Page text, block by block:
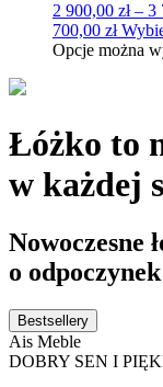
2 900,00 zł – 3
700,00 zł
Opcje można
Łóżko to
w każdej
Nowoczesne
o
Bestsellery
Ais Meble
DOBRY SEN I